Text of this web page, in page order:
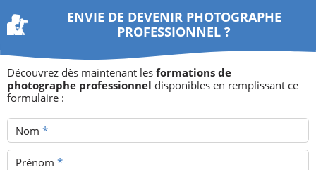
ENVIE DE DEVENIR PHOTOGRAPHE
PROFESSIONNEL ?
Découvrez dès maintenant les formations de
photographe professionnel disponibles en remplissant ce
formulaire :
Nom *
Prénom *